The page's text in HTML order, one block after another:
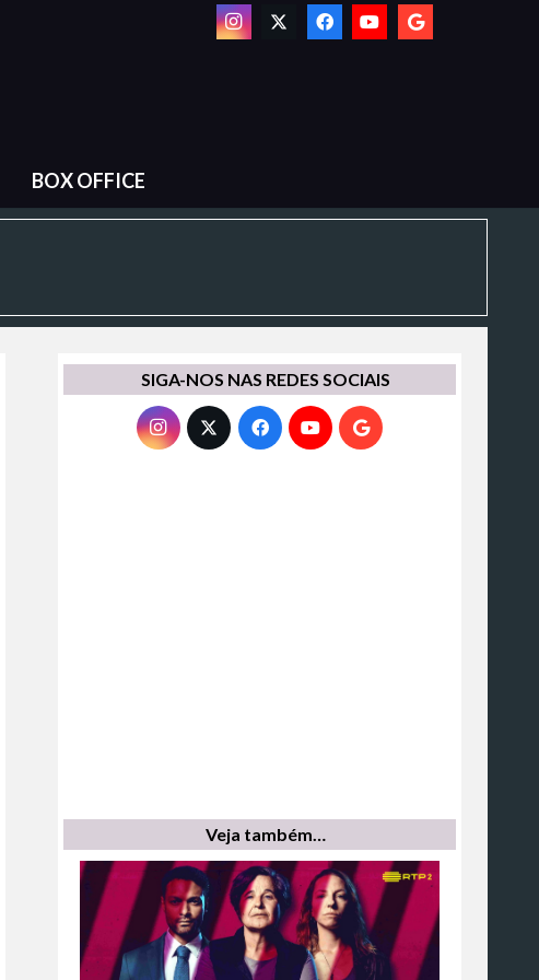
BOX OFFICE
SIGA-NOS NAS REDES SOCIAIS
Veja também…